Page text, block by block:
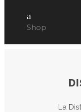
Shop
La